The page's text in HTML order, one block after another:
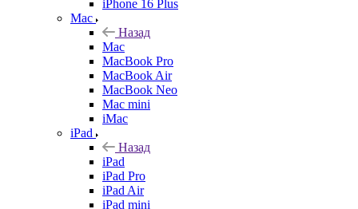
iPhone 16 Plus
Mac
Назад
Mac
MacBook Pro
MacBook Air
MacBook Neo
Mac mini
iMac
iPad
Назад
iPad
iPad Pro
iPad Air
iPad mini